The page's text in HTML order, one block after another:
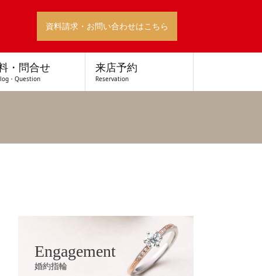
資料請求・お問い合わせはこちら
・問合せ
・Question
来店予約
Reservation
Engagement
婚約指輪